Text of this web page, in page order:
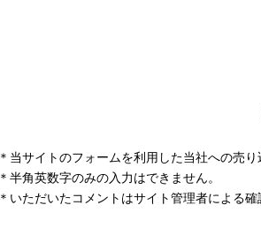
＊当サイトのフォームを利用した当社への売
＊半角英数字のみの入力はできません。
＊いただいたコメントはサイト管理者による確